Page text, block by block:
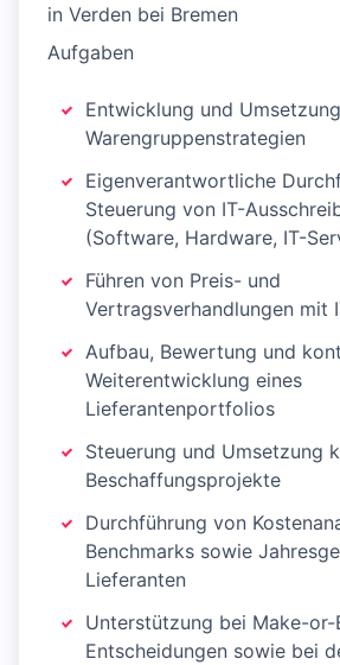
in Verden bei Bremen
Aufgaben
Entwicklung und
Warengruppenstrategien
Eigenverantwortliche
Steuerung von IT-
(Software, Hardware, IT-
Führen von Preis- und
Vertragsverhandlungen mit
Aufbau, Bewertung und
Weiterentwicklung eines
Lieferantenportfolios
Steuerung und Umsetzung
Beschaffungsprojekte
Durchführung von
Benchmarks sowie
Lieferanten
Unterstützung bei Make-or-
Entscheidungen sowie bei